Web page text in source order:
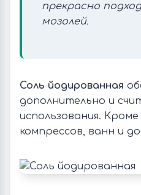
прекрасно
мозолей.
Соль йодированная
дополнительно и
использования.
компрессов, ванн и